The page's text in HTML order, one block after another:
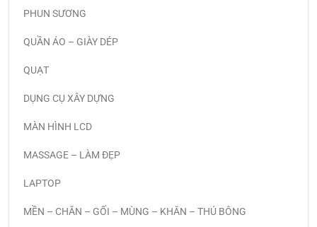
PHUN SƯƠNG
QUẦN ÁO – GIÀY DÉP
QUẠT
DỤNG CỤ XÂY DỰNG
MÀN HÌNH LCD
MASSAGE – LÀM ĐẸP
LAPTOP
MỀN – CHĂN – GỐI – MÙNG – KHĂN – THÚ BÔNG